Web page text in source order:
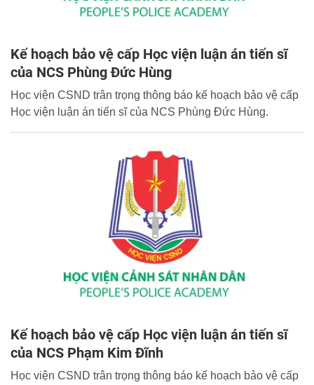
Kế hoạch bảo vệ cấp Học viện luận án tiến sĩ
của NCS Phùng Đức Hùng
Học viện CSND trân trọng thông báo kế hoạch bảo vệ cấp
Học viện luận án tiến sĩ của NCS Phùng Đức Hùng.
Kế hoạch bảo vệ cấp Học viện luận án tiến sĩ
của NCS Phạm Kim Đĩnh
Học viện CSND trân trọng thông báo kế hoạch bảo vệ cấp